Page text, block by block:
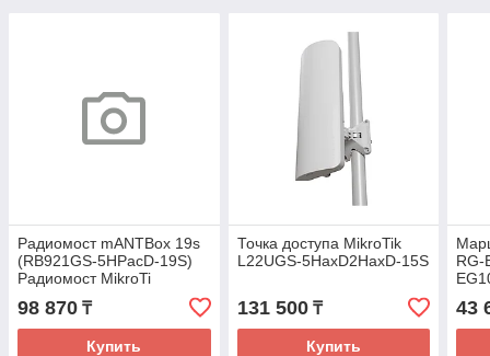
Радиомост mANTBox 19s
(RB921GS-5HPacD-19S)
Радиомост MikroTi
98 870 ₸
Купить
Точка доступа MikroTik
L22UGS-5HaxD2HaxD-15S
131 500₸
Купить
RG-
43